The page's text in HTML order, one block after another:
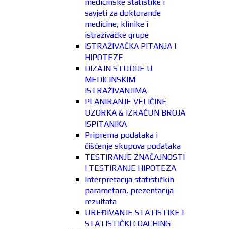
savjeti za doktorande
medicine, klinike i
istraživačke grupe
ISTRAŽIVAČKA PITANJA I
HIPOTEZE
DIZAJN STUDIJE U
MEDICINSKIM
ISTRAŽIVANJIMA
PLANIRANJE VELIČINE
UZORKA & IZRAČUN BROJA
ISPITANIKA
Priprema podataka i
čišćenje skupova podataka
TESTIRANJE ZNAČAJNOSTI
I TESTIRANJE HIPOTEZA
Interpretacija statističkih
parametara, prezentacija
rezultata
UREĐIVANJE STATISTIKE I
STATISTIČKI COACHING